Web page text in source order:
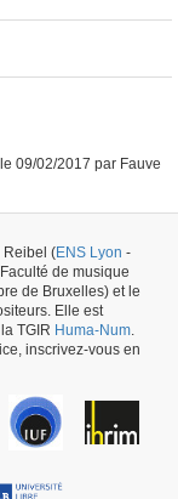
09/02/2017 par Fauve
Reibel (ENS Lyon -
de musique
de Bruxelles) et le
Elle est
TGIR Huma-Num
inscrivez-vous en